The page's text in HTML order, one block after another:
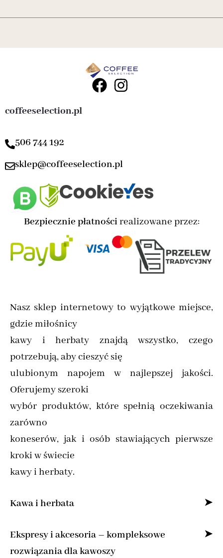
coffeeselection.pl
506 744 192
sklep@coffeeselection.pl
Bezpiecznie płatnościrealizowane przez:
Nasz sklep internetowy to wyjątkowe miejsce,
gdzie miłośnicy
kawy i herbaty znajdą wszystko, czego
potrzebują, aby cieszyć się
ulubionym napojem w najlepszej jakości.
Oferujemy szeroki
wybór produktów, które spełnią oczekiwania
zarówno
koneserów, jak i osób stawiających pierwsze
kroki w świecie
kawy i herbaty.
Kawa i herbata
Specjalizujemy się w sprzedaży kawy ziarnistej
i mielonej online,
Ekspresy i akcesoria – kompleksowe
rozwiązania dla kawoszy